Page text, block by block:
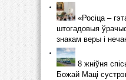
«Росіца –
штогадовыя
знакам веры і
8 жніўня
Божай Маці